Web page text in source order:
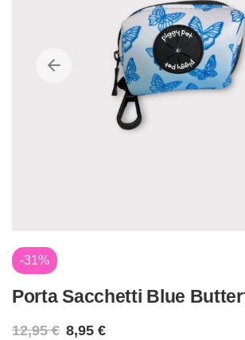
-31%
Porta Sacchetti Blue
12,95€ 8,95 €